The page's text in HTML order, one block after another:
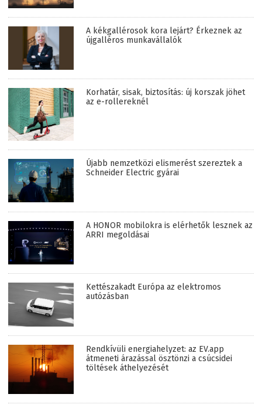
A kékgallérosok kora lejárt? Érkeznek az
újgalléros munkavállalók
Korhatár, sisak, biztosítás: új korszak jöhet
az e-rollereknél
Újabb nemzetközi elismerést szereztek a
Schneider Electric gyárai
A HONOR mobilokra is elérhetők lesznek az
ARRI megoldásai
Kettészakadt Európa az elektromos
autózásban
Rendkívüli energiahelyzet: az EV.app
átmeneti árazással ösztönzi a csúcsidei
töltések áthelyezését